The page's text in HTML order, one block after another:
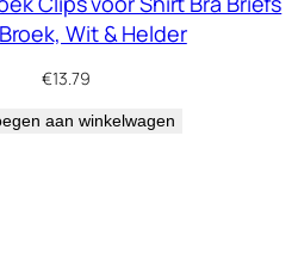
Wit & Helder
€13.79
aan winkelwagen